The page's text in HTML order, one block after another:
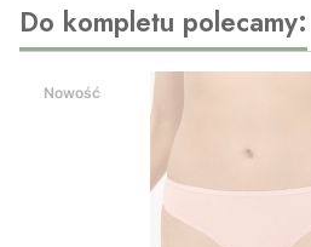
Do kompletu polecamy:
Nowość